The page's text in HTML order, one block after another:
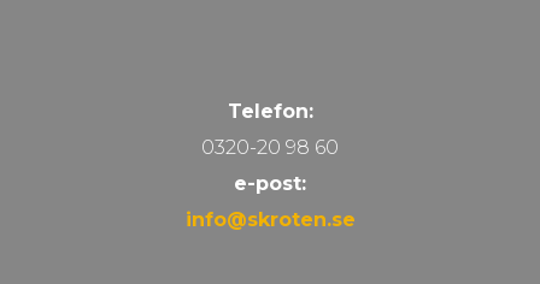
Telefon:
0320-20 98 60
e-post:
info@skroten.se